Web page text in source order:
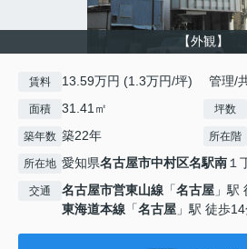
【外観】
賃料 13.59万円 (1.3万円/坪) 管理/
面積 31.41㎡ 坪数
築年数 築22年 所在階
所在地 愛知県名古屋市中村区名駅南１
交通 名古屋市営東山線 「名古屋 」駅
東海道本線 「名古屋 」駅 徒歩